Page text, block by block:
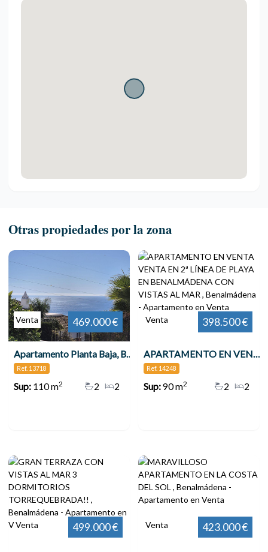
Otras propiedades por la zona
Venta 469.000 €
Apartamento Planta Baja, Benalmadena
Ref. 13718
Sup:110 m2 2
2
Venta 398.500 €
APARTAMENTO EN VENTA VENTA EN 2ª LÍNEA DE PLAYA EN BENALMÁDENA CON VISTAS AL MAR , Benalmádena
Ref. 14248
Sup:90 m2 2
2
Venta 499.000 € Venta 423.000 €